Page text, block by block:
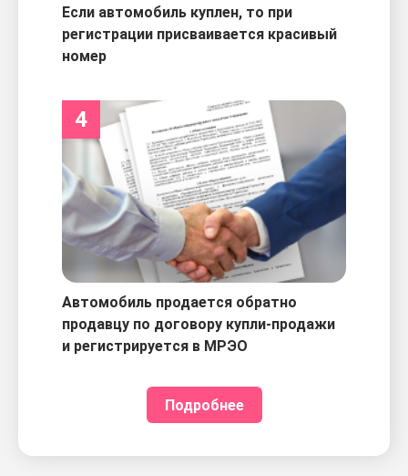
Если автомобиль куплен, то при
регистрации присваивается красивый
номер
4
Автомобиль продается обратно
продавцу по договору купли-продажи
и регистрируется в МРЭО
Подробнее